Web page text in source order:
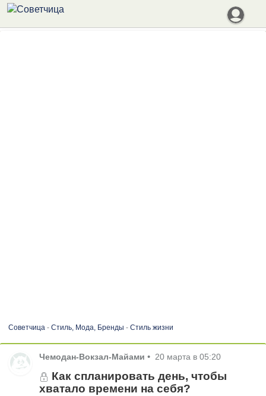
Советчица- Стиль, Мода, Бренды - Стиль жизни
Чемодан-Вокзал-Майами • 20 марта в 05:20
Как спланировать день, чтобы
хватало времени на себя?